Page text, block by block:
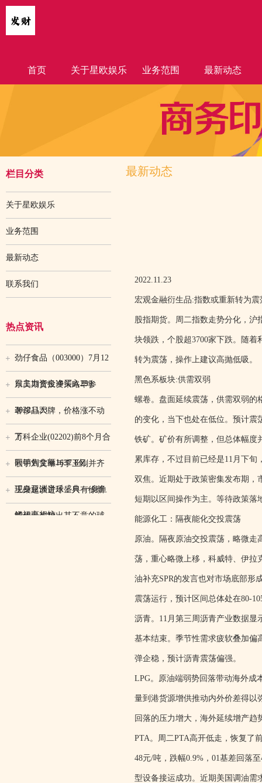
首页 关于星欧娱乐 业务范围 最新动态
栏目分类
关于星欧娱乐
业务范围
最新动态
联系我们
热点资讯
劲仔食品（003000）7月12
日主力资金净买入299.
东吴期货投资策略早参
20221123
奢侈品大牌，价格涨不动
了
万科企业(02202)前8个月合
同销售金额1637.8亿
歌手刘艾琳与李玉刚并齐
现身亚洲音乐盛典 一身鱼
鳞裙亮相惊
王燊超谈进球：只有徐新
能传出这种出其不意的球
最新动态
2022.11.23
宏观金融衍生品:指数或重新转为震
股指期货。周二指数走势分化，
块领跌，个股超3700家下跌。随
转为震荡，操作上建议高抛低吸。
黑色系板块:供需双弱
螺卷。盘面延续震荡，供需双弱的
的变化，当下也处在低位。预计震
铁矿。矿价有所调整，但总体幅度
累库存，不过目前已经是11月下
双焦。近期处于政策密集发布期，
短期以区间操作为主。等待政策落
能源化工：隔夜能化交投震荡
原油。隔夜原油交投震荡，略微
荡，重心略微上移，科威特、伊拉
油补充SPR的发言也对市场底部形
震荡运行，预计区间总体处在80-
沥青。11月第三周沥青产业数据
基本结束。季节性需求疲软叠加偏
弹企稳，预计沥青震荡偏强。
LPG。原油端弱势回落带动海外成
量到港货源增供推动内外价差得以
回落的压力增大，海外延续增产趋
PTA。周二PTA高开低走，恢复了
48元/吨，跌幅0.9%，01基差回落
型设备接运成功。近期美国调油需